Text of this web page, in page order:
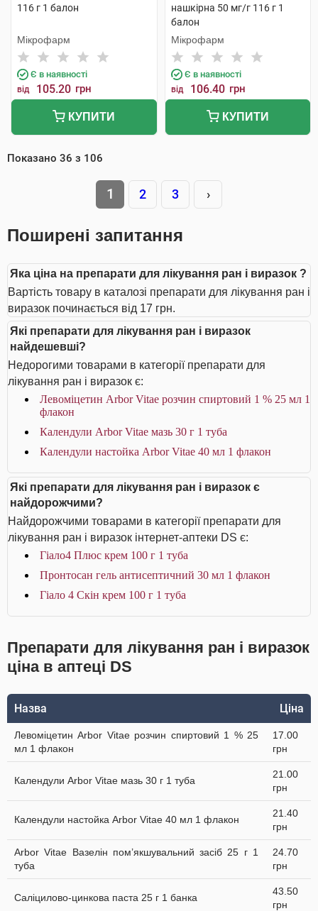
116 г 1 балон
Мікрофарм
Є в наявності
від 105.20 грн
КУПИТИ
нашкірна 50 мг/г 116 г 1
балон
Мікрофарм
Є в наявності
від 106.40 грн
КУПИТИ
Показано 36 з 106
1 2 3 ›
Поширені запитання
Яка ціна на препарати для лікування ран і виразок ?
Вартість товару в каталозі препарати для лікування ран і
виразок починається від 17 грн.
Які препарати для лікування ран і виразок
найдешевші?
Недорогими товарами в категорії препарати для
лікування ран і виразок є:
Левоміцетин Arbor Vitae розчин спиртовий 1 % 25 мл 1
флакон
Календули Arbor Vitae мазь 30 г 1 туба
Календули настойка Arbor Vitae 40 мл 1 флакон
Які препарати для лікування ран і виразок є
найдорожчими?
Найдорожчими товарами в категорії препарати для
лікування ран і виразок інтернет-аптеки DS є:
Гіало4 Плюс крем 100 г 1 туба
Пронтосан гель антисептичний 30 мл 1 флакон
Гіало 4 Скін крем 100 г 1 туба
Препарати для лікування ран і виразок
ціна в аптеці DS
Назва Ціна
Левоміцетин Arbor Vitae розчин спиртовий 1 % 25
мл 1 флакон
17.00
грн
Календули Arbor Vitae мазь 30 г 1 туба
21.00
грн
Календули настойка Arbor Vitae 40 мл 1 флакон
21.40
грн
Arbor Vitae Вазелін пом’якшувальний засіб 25 г 1
туба
24.70
грн
Саліцилово-цинкова паста 25 г 1 банка
43.50
грн